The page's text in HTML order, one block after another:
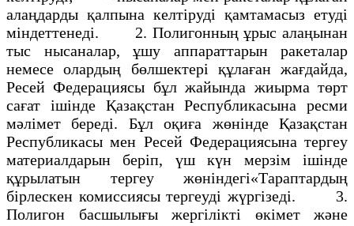
алаңдарды қалпына келтіруді қамтамасыз етуді
міндеттенеді. 2. Полигонның ұрыс алаңынан
тыс нысаналар, ұшу аппараттарын ракеталар
немесе олардың бөлшектері құлаған жағдайда,
Ресей Федерациясы бұл жайында жиырма төрт
сағат ішінде Қазақстан Республикасына ресми
мәлімет береді. Бұл оқиға жөнінде Қазақстан
Республикасы мен Ресей Федерациясына тергеу
материалдарын беріп, үш күн мерзім ішінде
құрылатын тергеу жөніндегі«Тараптардың
бірлескен комиссиясы тергеуді жүргізеді. 3.
Полигон басшылығы жергілікті өкімет және